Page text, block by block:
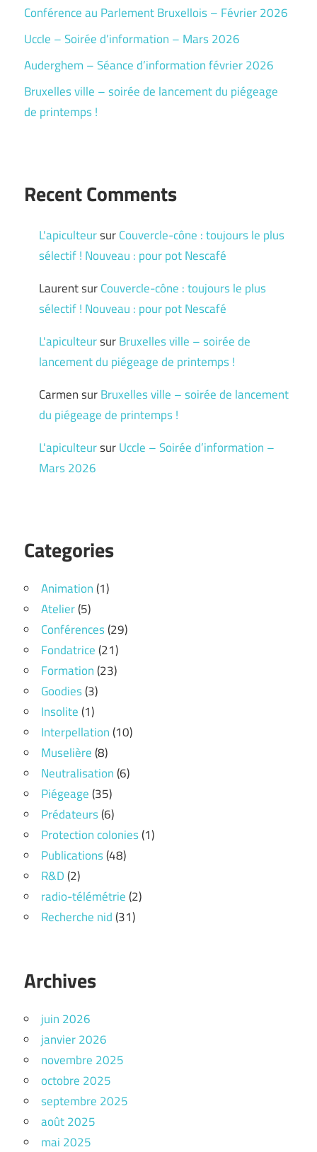
Conférence au Parlement Bruxellois – Février 2026
Uccle – Soirée d’information – Mars 2026
Auderghem – Séance d’information février 2026
Bruxelles ville – soirée de lancement du piégeage
de printemps !
Recent Comments
L'apiculteursurCouvercle-cône : toujours le plus
sélectif ! Nouveau : pour pot Nescafé
LaurentsurCouvercle-cône : toujours le plus
sélectif ! Nouveau : pour pot Nescafé
L'apiculteursurBruxelles ville – soirée de
lancement du piégeage de printemps !
CarmensurBruxelles ville – soirée de lancement
du piégeage de printemps !
L'apiculteursurUccle – Soirée d’information –
Mars 2026
Categories
Animation(1)
Atelier(5)
Conférences(29)
Fondatrice(21)
Formation(23)
Goodies(3)
Insolite(1)
Interpellation(10)
Muselière(8)
Neutralisation(6)
Piégeage(35)
Prédateurs(6)
Protection colonies(1)
Publications(48)
R&D(2)
radio-télémétrie(2)
Recherche nid(31)
Archives
juin 2026
janvier 2026
novembre 2025
octobre 2025
septembre 2025
août 2025
mai 2025